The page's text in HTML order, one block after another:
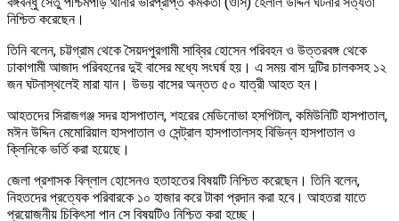
নিশ্চিত করেছেন।
তিনি বলেন, চট্টগ্রাম থেকে সৈয়দপুরগামী সাব্বির হোসেন পরিবহন ও উত্তরবঙ্গ থেকে
ঢাকাগামী আজাদ পরিবহনের দুই বাসের মধ্যে সংঘর্ষ হয়। এ সময় বাস দুটির চালকসহ ১২
জন ঘটনাস্থলেই মারা যান। উভয় বাসের অন্তত ৫০ যাত্রী আহত হন।
আহতদের সিরাজগঞ্জ সদর হাসপাতাল, শহরের মেডিনোভা হসপিটাল, কমিউনিটি হাসপাতাল,
মঈন উদ্দিন মেমোরিয়াল হাসপাতাল ও সেন্ট্রাল হাসপাতালসহ বিভিন্ন হাসপাতাল ও
ক্লিনিকে ভর্তি করা হয়েছে।
জেলা প্রশাসক বিল্লাল হোসেনও হতাহতের বিষয়টি নিশ্চিত করেছেন। তিনি বলেন,
নিহতদের প্রত্যেক পরিবারকে ১০ হাজার করে টাকা প্রদান করা হবে। আহতরা যাতে
প্রয়োজনীয় চিকিৎসা পান সে বিষয়টিও নিশ্চিত করা হচ্ছে।